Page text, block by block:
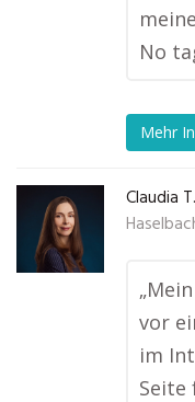
No
Mehr
Claudia
vor
im